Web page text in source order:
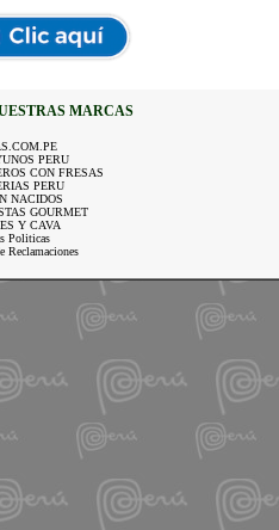
MARCAS
PERU
CON FRESAS
PERU
NACIDOS
GOURMET
Y CAVA
Politicas
Reclamaciones